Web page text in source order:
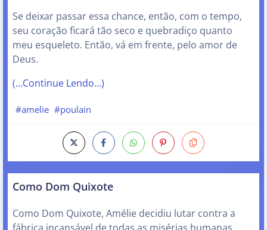
Se deixar passar essa chance, então, com o tempo,
seu coração ficará tão seco e quebradiço quanto
meu esqueleto. Então, vá em frente, pelo amor de
Deus.
(…Continue Lendo…)
#amelie #poulain
Como Dom Quixote
Como Dom Quixote, Amélie decidiu lutar contra a